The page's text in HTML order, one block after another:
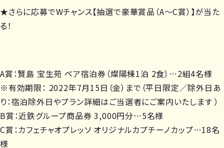
★さらに応募でWチャンス【抽選で豪華賞品（A～C賞）】が当た
る！
A賞：賢島 宝生苑 ペア宿泊券（燦陽棟1泊 2食）…2組4名様
※有効期限： 2022年7月15日（金）まで（平日限定／除外日あ
り：宿泊除外日やプラン詳細はご当選者にご案内いたします ）
B賞：近鉄グループ商品券 3,000円分…5名様
C賞：カフェチャオプレッソ オリジナルカプチーノカップ…18名
様